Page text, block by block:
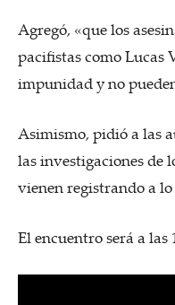
Agregó, «que los
pacifistas como Lucas
impunidad y no
Asimismo, pidió a las
las investigaciones de
vienen registrando a
El encuentro será a las